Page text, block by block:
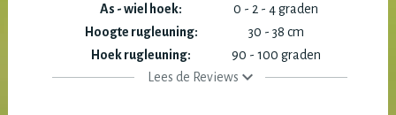
As - wiel hoek:
0 - 2 - 4 graden
Hoogte rugleuning:
30 - 38 cm
Hoek rugleuning:
90 - 100 graden
Lees de Reviews